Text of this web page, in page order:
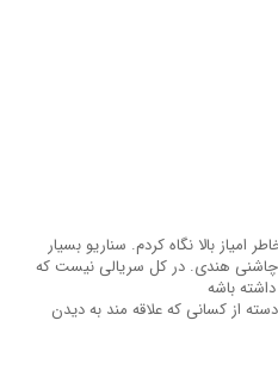
امیاز بالا نگاه کردم. سناریو بسیار
چاشنی هندی. در کل سریالی نیست که
باشه
از کسانی که علاقه مند به دیدن